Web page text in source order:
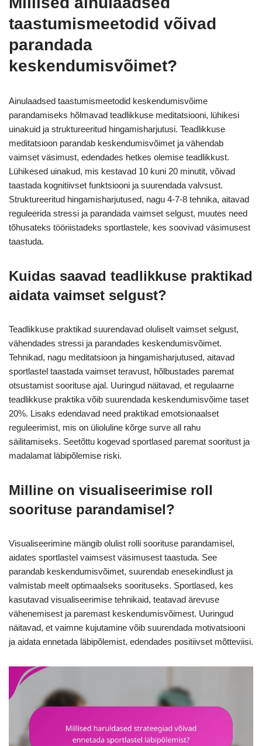
taastumismeetodid võivad
parandada
keskendumisvõimet?
Ainulaadsed taastumismeetodid keskendumisvõime
parandamiseks hõlmavad teadlikkuse meditatsiooni, lühikesi
uinakuid ja struktureeritud hingamisharjutusi. Teadlikkuse
meditatsioon parandab keskendumisvõimet ja vähendab
vaimset väsimust, edendades hetkes olemise teadlikkust.
Lühikesed uinakud, mis kestavad 10 kuni 20 minutit, võivad
taastada kognitiivset funktsiooni ja suurendada valvsust.
Struktureeritud hingamisharjutused, nagu 4-7-8 tehnika, aitavad
reguleerida stressi ja parandada vaimset selgust, muutes need
tõhusateks tööriistadeks sportlastele, kes soovivad väsimusest
taastuda.
Kuidas saavad teadlikkuse praktikad
aidata vaimset selgust?
Teadlikkuse praktikad suurendavad oluliselt vaimset selgust,
vähendades stressi ja parandades keskendumisvõimet.
Tehnikad, nagu meditatsioon ja hingamisharjutused, aitavad
sportlastel taastada vaimset teravust, hõlbustades paremat
otsustamist soorituse ajal. Uuringud näitavad, et regulaarne
teadlikkuse praktika võib suurendada keskendumisvõime taset
20%. Lisaks edendavad need praktikad emotsionaalset
reguleerimist, mis on ülioluline kõrge surve all rahu
säilitamiseks. Seetõttu kogevad sportlased paremat sooritust ja
madalamat läbipõlemise riski.
Milline on visualiseerimise roll
soorituse parandamisel?
Visualiseerimine mängib olulist rolli soorituse parandamisel,
aidates sportlastel vaimsest väsimusest taastuda. See
parandab keskendumisvõimet, suurendab enesekindlust ja
valmistab meelt optimaalseks soorituseks. Sportlased, kes
kasutavad visualiseerimise tehnikaid, teatavad ärevuse
vähenemisest ja paremast keskendumisvõimest. Uuringud
näitavad, et vaimne kujutamine võib suurendada motivatsiooni
ja aidata ennetada läbipõlemist, edendades positiivset mõtteviisi.